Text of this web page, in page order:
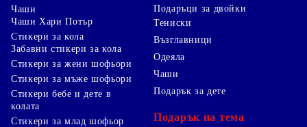
Чаши
Чаши Хари Потър
Стикери за кола
Забавни стикери за кола
Стикери за жени шофьори
Стикери за мъже шофьори
Стикери бебе и дете в
колата
Стикери за млад шофьор
Подаръци за двойки
Тениски
Възглавници
Одеяла
Чаши
Подарък за дете
Подарък на тема